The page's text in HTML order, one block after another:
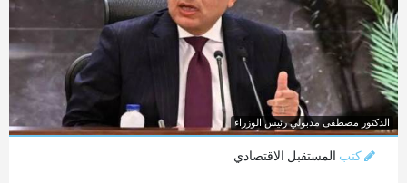
الدكتور مصطفى مدبولي رئيس الوزراء
كتب المستقبل الاقتصادي